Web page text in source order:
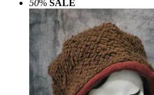
50% SALE